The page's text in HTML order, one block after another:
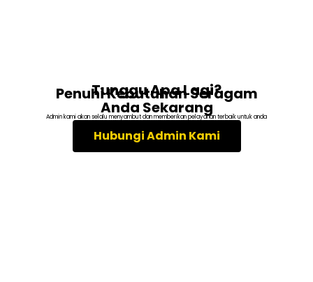
Tunggu Apa Lagi?
Penuhi Kebutuhan Seragam
Anda Sekarang
Admin kami akan selalu menyambut dan memberikan pelayanan terbaik untuk anda
Hubungi Admin Kami